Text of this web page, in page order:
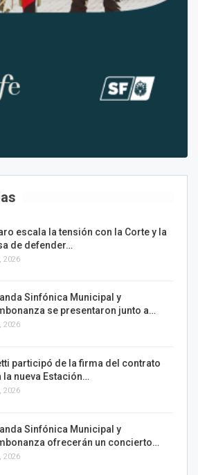
escala la tensión con la Corte y la
de defender…
2026
Sinfónica Municipal y
se presentaron junto a…
2026
participó de la firma del contrato
la nueva Estación…
2026
Sinfónica Municipal y
ofrecerán un concierto…
2026